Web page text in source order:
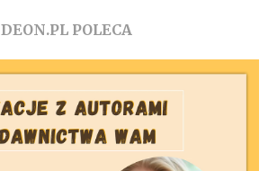
DEON.PL POLECA